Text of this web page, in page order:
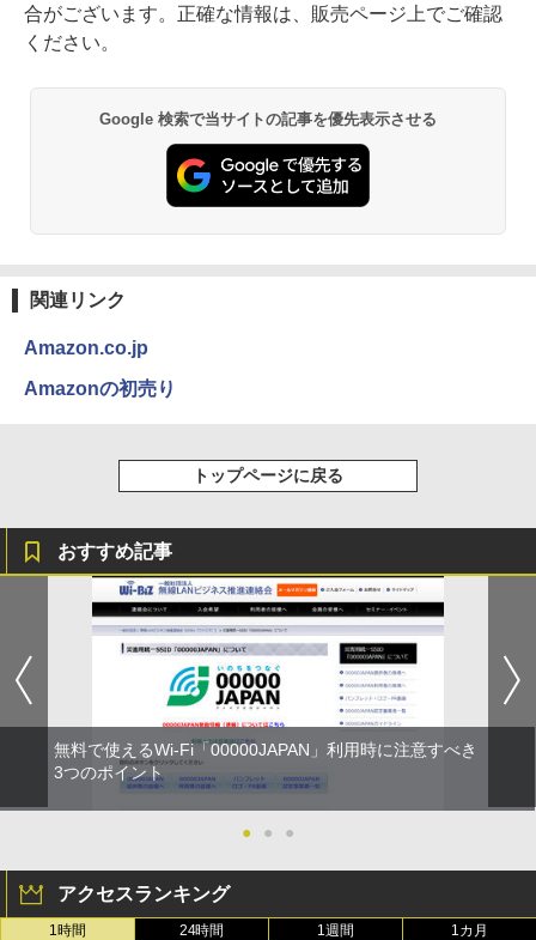
合がございます。正確な情報は、販売ページ上でご確認
ください。
Google 検索で当サイトの記事を優先表示させる
関連リンク
Amazon.co.jp
Amazonの初売り
トップページに戻る
おすすめ記事
無料で使えるWi-Fi「00000JAPAN」利用時に注意すべき
3つのポイント
● ● ●
アクセスランキング
1時間 24時間 1週間 1カ月